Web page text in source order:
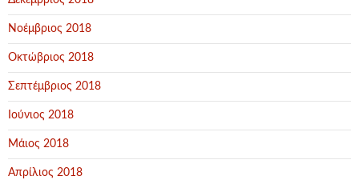
Νοέμβριος 2018
Οκτώβριος 2018
Σεπτέμβριος 2018
Ιούνιος 2018
Μάιος 2018
Απρίλιος 2018